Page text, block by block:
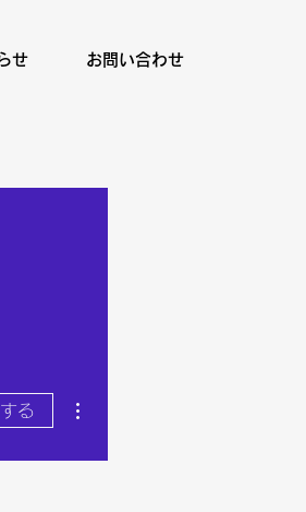
せ お問い合わせ
る